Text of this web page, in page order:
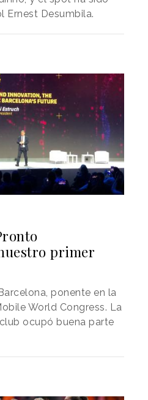
Ernest Desumbila.
primer
ponente en la
World Congress. La
ocupó buena parte